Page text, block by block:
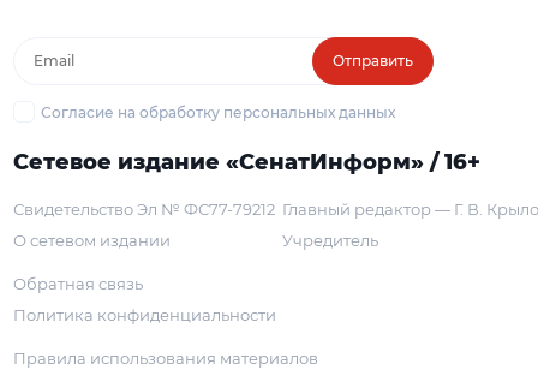
Отправить
Согласие на обработку персональных данных
Сетевое издание «СенатИнформ» / 16+
Свидетельство Эл № ФС77-79212
О сетевом издании
Главный редактор — Г. В.
Учредитель
Обратная связь
Политика конфиденциальности
Правила использования материалов